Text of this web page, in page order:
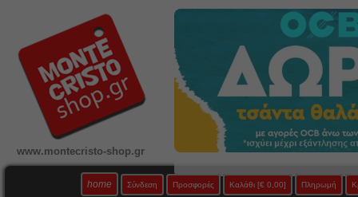
www.montecristo-shop.gr
home Σύνδεση Προσφορές Καλάθι [€ 0,00] Πληρωμή